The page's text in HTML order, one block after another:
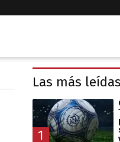
Las más leídas
1